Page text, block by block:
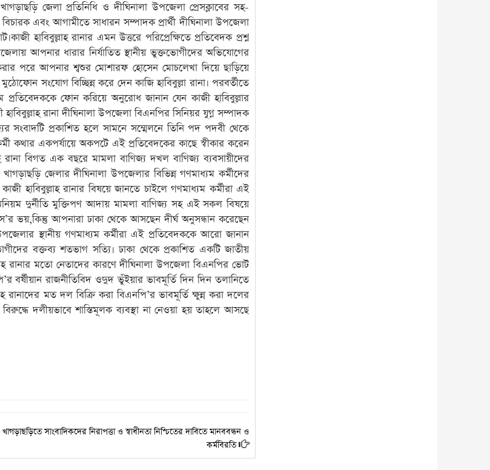
জেলা প্রতিনিধি ও দীঘিনালা উপজেলা প্রেসক্লাবের সহ-
এবং আগামীতে সাধারন সম্পাদক প্রার্থী দীঘিনালা উপজেলা
হাবিবুল্লাহ রানার এমন উত্তরে পরিপ্রেক্ষিতে প্রতিবেদক প্রশ্ন
আপনার ধারার নির্যাতিত স্থানীয় ভুক্তভোগীদের অভিযোগের
পরে আপনার শ্বশুর মোশারফ হোসেন মোচলেখা দিয়ে ছাড়িয়ে
সংযোগ বিচ্ছিন্ন করে দেন কাজি হাবিবুল্লা রানা। পরবর্তীতে
প্রতিবেদককে ফোন করিয়ে অনুরোধ জানান যেন কাজী হাবিবুল্লার
রানা দীঘিনালা উপজেলা বিএনপির সিনিয়র যুগ্ন সম্পাদক
প্রকাশিত হলে সামনে সম্মেলনে তিনি পদ পদবী থেকে
কথার একপর্যায়ে অকপটে এই প্রতিবেদকের কাছে স্বীকার করেন
রানা বিগত এক বছরে মামলা বাণিজ্য দখল বাণিজ্য ব্যবসায়ীদের
জেলার দীঘিনালা উপজেলার বিভিন্ন গণমাধ্যম কর্মীদের
হাবিবুল্লাহ রানার বিষয়ে জানতে চাইলে গণমাধ্যম কর্মীরা এই
দুর্নীতি মুক্তিপণ আদায় মামলা বাণিজ্য সহ এই সকল বিষয়ে
ভয়,কিন্তু আপনারা ঢাকা থেকে আসছেন দীর্ঘ অনুসন্ধান করেছেন
স্থানীয় গণমাধ্যম কর্মীরা এই প্রতিবেদককে আরো জানান
বক্তব্য শতভাগ সত্যি। ঢাকা থেকে প্রকাশিত একটি জাতীয়
রানার মতো নেতাদের কারণে দীঘিনালা উপজেলা বিএনপির ভোট
বর্ষীয়ান রাজনীতিবিদ ওদুদ ভুঁইয়ার ভাবমূর্তি দিন দিন তলানিতে
রানাদের মত দল বিক্রি করা বিএনপি’র ভাবমূর্তি ক্ষুন্ন করা দলের
বিরুদ্ধে দলীয়ভাবে শাস্তিমূলক ব্যবস্থা না নেওয়া হয় তাহলে আসছে
খাগড়াছড়িতে সাংবাদিকদের নিরাপত্তা ও স্বাধীনতা নিশ্চিতের দাবিতে মানববন্ধন ও
কর্মবিরতি